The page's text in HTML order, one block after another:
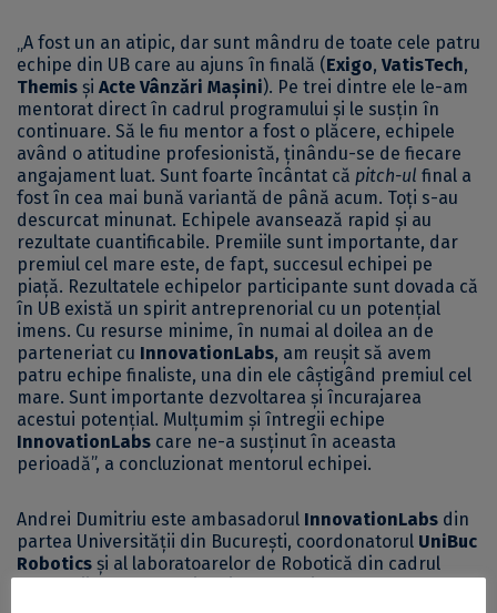
„A fost un an atipic, dar sunt mândru de toate cele patru
echipe din UB care au ajuns în finală (Exigo, VatisTech,
Themis și Acte Vânzări Mașini). Pe trei dintre ele le-am
mentorat direct în cadrul programului și le susțin în
continuare. Să le fiu mentor a fost o plăcere, echipele
având o atitudine profesionistă, ținându-se de fiecare
angajament luat. Sunt foarte încântat că pitch-ul final a
fost în cea mai bună variantă de până acum. Toți s-au
descurcat minunat. Echipele avansează rapid și au
rezultate cuantificabile. Premiile sunt importante, dar
premiul cel mare este, de fapt, succesul echipei pe
piață. Rezultatele echipelor participante sunt dovada că
în UB există un spirit antreprenorial cu un potențial
imens. Cu resurse minime, în numai al doilea an de
parteneriat cu InnovationLabs, am reușit să avem
patru echipe finaliste, una din ele câștigând premiul cel
mare. Sunt importante dezvoltarea și încurajarea
acestui potențial. Mulțumim și întregii echipe
InnovationLabs care ne-a susținut în aceasta
perioadă”, a concluzionat mentorul echipei.
Andrei Dumitriu este ambasadorul InnovationLabs din
partea Universității din București, coordonatorul UniBuc
Robotics și al laboratoarelor de Robotică din cadrul